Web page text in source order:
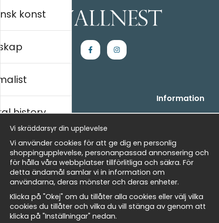
Handla
- Frågor? Vi hjälper dig gärna.
- När du handlar hos oss
- Returer och återbetalningar
- Leverans - enkelt, snabbt &amp; gratis
- Cookies på Wallnest
- Här hittar du dina sparade favoriter
Information
Vi är Wallnest
Nyhetsbrev
Få våra bästa erbjudanden och nyheter!
konst
history
Vi skräddarsyr din upplevelse
Vi använder cookies för att ge dig en personlig
shoppingupplevelse, personanpassad annonsering och
för hålla våra webbplatser tillförlitliga och säkra. För
detta ändamål samlar vi in information om
användarna, deras mönster och deras enheter.
Klicka på "Okej" om du tillåter alla cookies eller välj vilka
cookies du tillåter och vilka du vill stänga av genom att
klicka på "Inställningar" nedan.